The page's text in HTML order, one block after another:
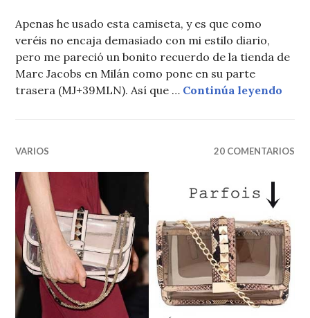
Apenas he usado esta camiseta, y es que como
veréis no encaja demasiado con mi estilo diario,
pero me pareció un bonito recuerdo de la tienda de
Marc Jacobs en Milán como pone en su parte
trasera (MJ+39MLN). Así que … Continúa leyendo
VARIOS 20 COMENTARIOS